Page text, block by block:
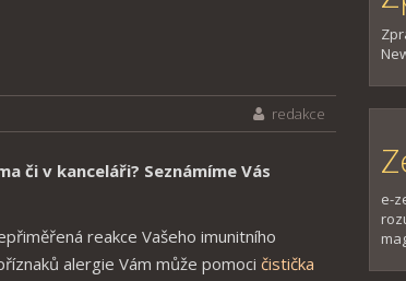
redakce
či v kanceláři? Seznámíme Vás
reakce Vašeho imunitního
alergie Vám může pomoci čistička
e-